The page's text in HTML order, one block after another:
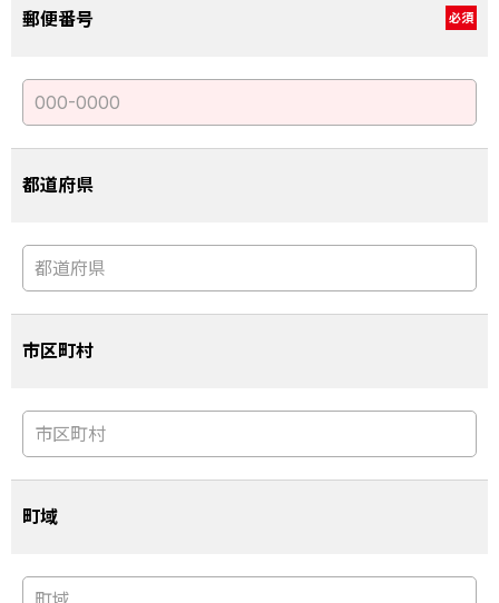
郵便番号 必須
都道府県
市区町村
町域